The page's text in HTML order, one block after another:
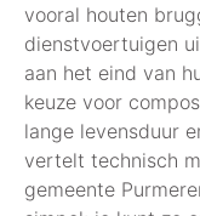
vooral houten
dienstvoertuigen
aan het eind van
keuze voor
lange levensduur
vertelt technisch
gemeente